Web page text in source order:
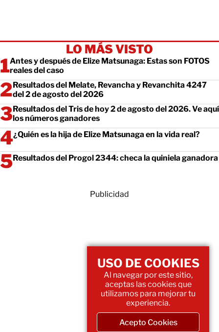
LO MÁS VISTO
Antes y después de Elize Matsunaga: Estas son FOTOS
reales del caso
Resultados del Melate, Revancha y Revanchita 4247
del 2 de agosto del 2026
Resultados del Tris de hoy 2 de agosto del 2026. Ve aquí
los números ganadores
¿Quién es la hija de Elize Matsunaga en la vida real?
Resultados del Progol 2344: checa la quiniela ganadora
Publicidad
USO DE COOKIES
Al navegar por este sitio,
aceptas las cookies que
utilizamos para mejorar tu
experiencia.
Acepto Cookies